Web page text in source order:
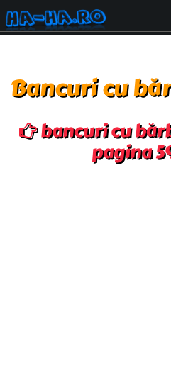
Bancuri cu
bancuri cu
pagina